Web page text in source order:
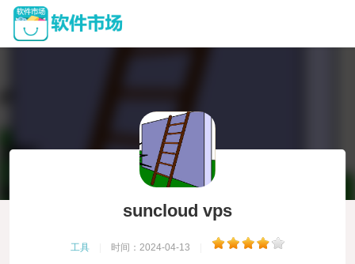
suncloud vps
工具 时间：2024-04-13